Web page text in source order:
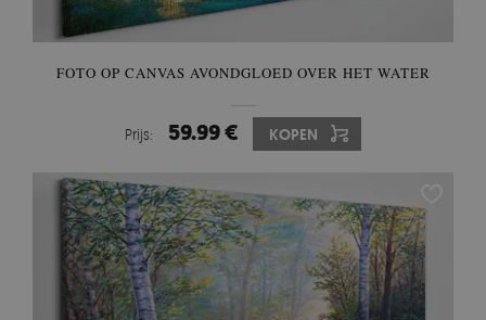
FOTO OP CANVAS AVONDGLOED OVER HET WATER
Prijs: 59.99 € KOPEN